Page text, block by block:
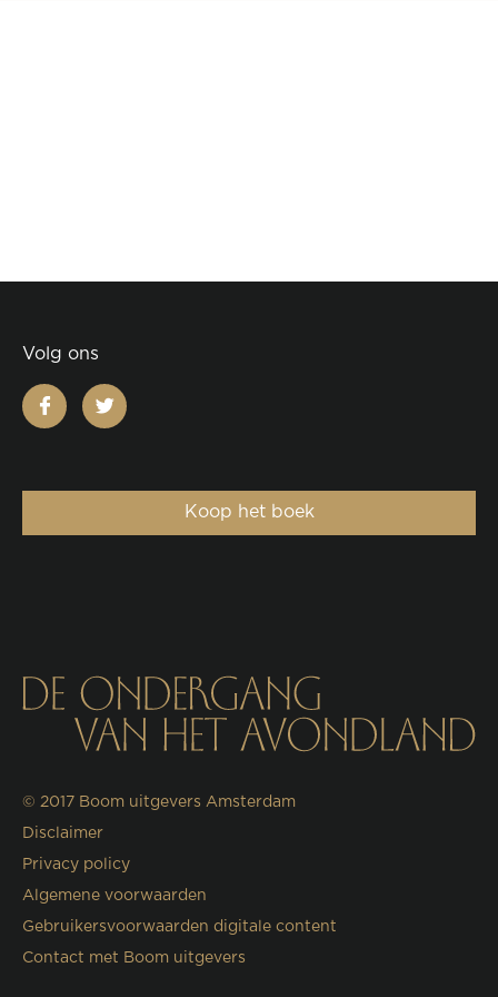
Volg ons
facebooktwitter
Koop het boek
© 2017 Boom uitgevers Amsterdam
Disclaimer
Privacy policy
Algemene voorwaarden
Gebruikersvoorwaarden digitale content
Contact met Boom uitgevers